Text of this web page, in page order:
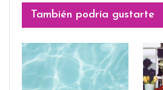
También podría gustarte